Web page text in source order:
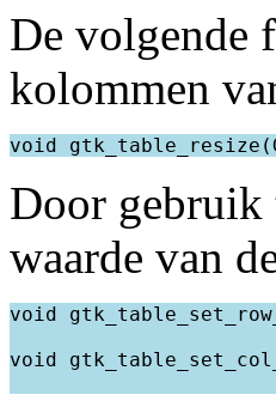
De volgende
kolommen
void
Door gebruik
waarde van
void
void